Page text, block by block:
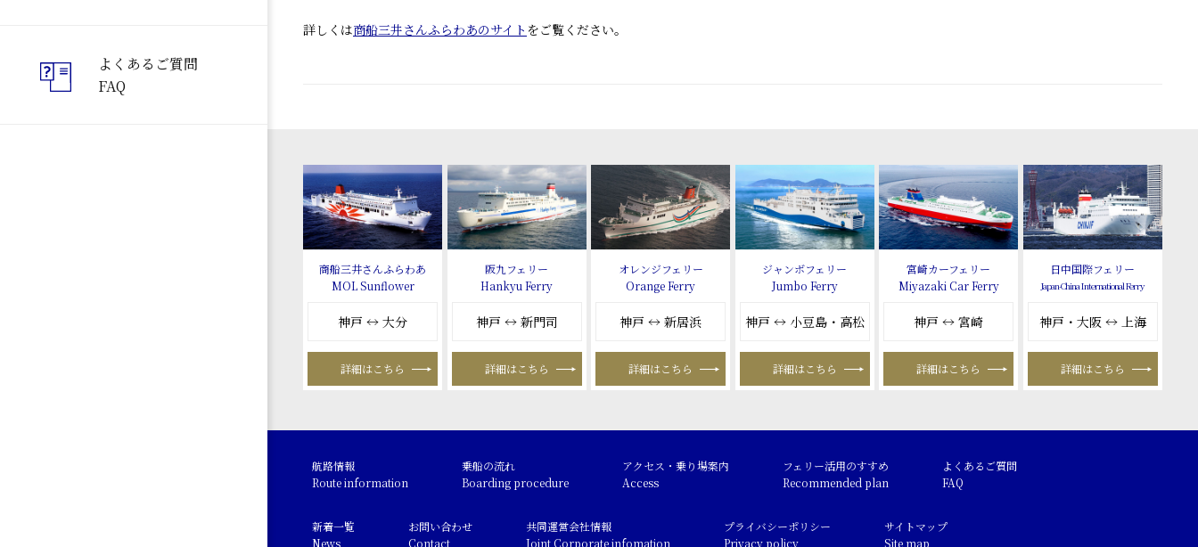
よくあるご質問
FAQ
詳しくは商船三井さんふらわあのサイト をご覧ください。
商船三井さんふらわあ
MOL Sunflower
神戸 ↔ 大分
詳細はこちら
阪九フェリー
Hankyu Ferry
神戸 ↔ 新門司
詳細はこちら
オレンジフェリー
Orange Ferry
神戸 ↔ 新居浜
詳細はこちら
ジャンボフェリー
Jumbo Ferry
神戸 ↔ 小豆島・高松
詳細はこちら
宮崎カーフェリー
Miyazaki Car Ferry
神戸 ↔ 宮崎
詳細はこちら
日中国際フェリー
Japan-China International Ferry
神戸・大阪 ↔ 上海
詳細はこちら
航路情報
Route information
乗船の流れ
Boarding procedure
アクセス・乗り場案内
Access
フェリー活用のすすめ
Recommended plan
よくあるご質問
FAQ
新着一覧
News
お問い合わせ
Contact
共同運営会社情報
Joint Corporate infomation
プライバシーポリシー
Privacy policy
サイトマップ
Site map